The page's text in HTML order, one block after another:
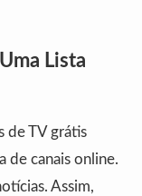
Lista
de TV grátis
de canais online.
Assim,